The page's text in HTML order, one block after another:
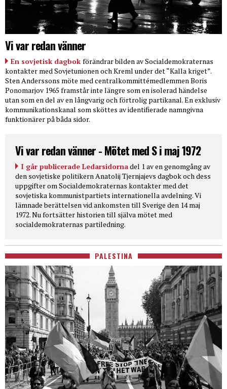
Vi var redan vänner
En sovjetisk dagbok förändrar bilden av Socialdemokraternas
kontakter med Sovjetunionen och Kreml under det “Kalla kriget”.
Sten Anderssons möte med centralkommittémedlemmen Boris
Ponomarjov 1965 framstår inte längre som en isolerad händelse
utan som en del av en långvarig och förtrolig partikanal. En exklusiv
kommunikationskanal som sköttes av identifierade namngivna
funktionärer på båda sidor.
Vi var redan vänner - Mötet med S i maj 1972
I går publicerade Ledarsidornadel 1 av en genomgång av
den sovjetiske politikern Anatolij Tjernjajevs dagbok och dess
uppgifter om Socialdemokraternas kontakter med det
sovjetiska kommunistpartiets internationella avdelning. Vi
lämnade berättelsen vid ankomsten till Sverige den 14 maj
1972. Nu fortsätter historien till själva mötet med
socialdemokraternas partiledning.
PALESTINA